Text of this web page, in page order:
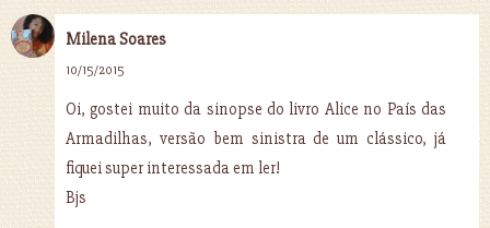
Milena Soares
10/15/2015
Oi, gostei muito da sinopse do livro Alice no País das
Armadilhas, versão bem sinistra de um clássico, já
fiquei super interessada em ler!
Bjs